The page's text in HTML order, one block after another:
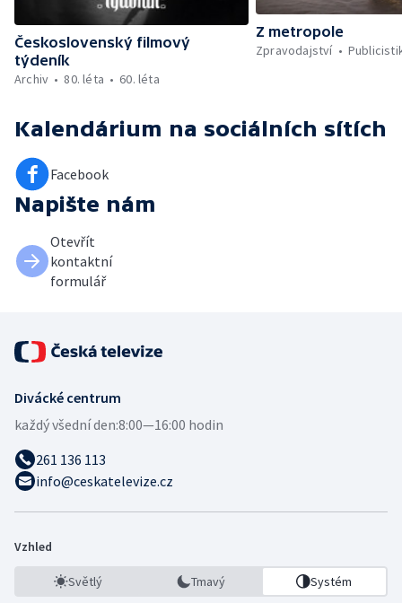
Československý filmový
týdeník
Archiv
80. léta 60. léta
Z metropole
Zpravodajství
Kalendárium na sociálních sítích
Facebook
Napište nám
Otevřít
kontaktní
formulář
Divácké centrum
každý všední den:8:00—16:00 hodin
261 136 113
info@ceskatelevize.cz
Vzhled
Světlý Tmavý Systém